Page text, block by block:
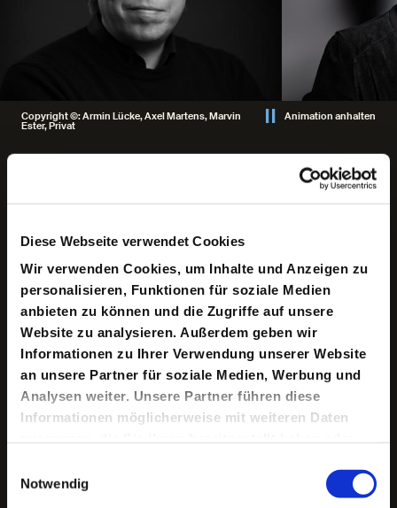
Diese Webseite verwendet Cookies
Wir verwenden Cookies, um Inhalte und Anzeigen zu
personalisieren, Funktionen für soziale Medien
anbieten zu können und die Zugriffe auf unsere
Website zu analysieren. Außerdem geben wir
Informationen zu Ihrer Verwendung unserer Website
an unsere Partner für soziale Medien, Werbung und
Analysen weiter. Unsere Partner führen diese
Informationen möglicherweise mit weiteren Daten
gesammelt haben.
Notwendig
Copyright ©: Armin Lücke, Axel Martens, Marvin
Ester, Privat
Animation anhalten
Keine aktuellen Termine
An manchen Tagen scheint es momentan so, als habe
Gesellschaftskritik ihre theoretischen Ressourcen
durchgebracht. Zu abstrus konstellieren sich die
politischen Ereignisse, als dass sie noch auf den
Horizont sozialen Fortschritts bezogen werden könnten.
Zu willkürlich erscheinen die mit ihnen verbundenen
normativen Verschiebungen, als dass ein gemeinsamer
Maßstab ihrer kritischen Reflexion erkennbar ist.
Gleichzeitig ereignet sich gesellschaftlicher Widerstand
an vielen Orten, ein Einfordern gerechterer Verhältnisse
breitet sich aus. Die aktuelle Situation der Kritik ist somit
philosophiegeschichtlichen Voraussetzungen in
Verbindung zu bringen. Was heißt „Kritik“ heute? Welche